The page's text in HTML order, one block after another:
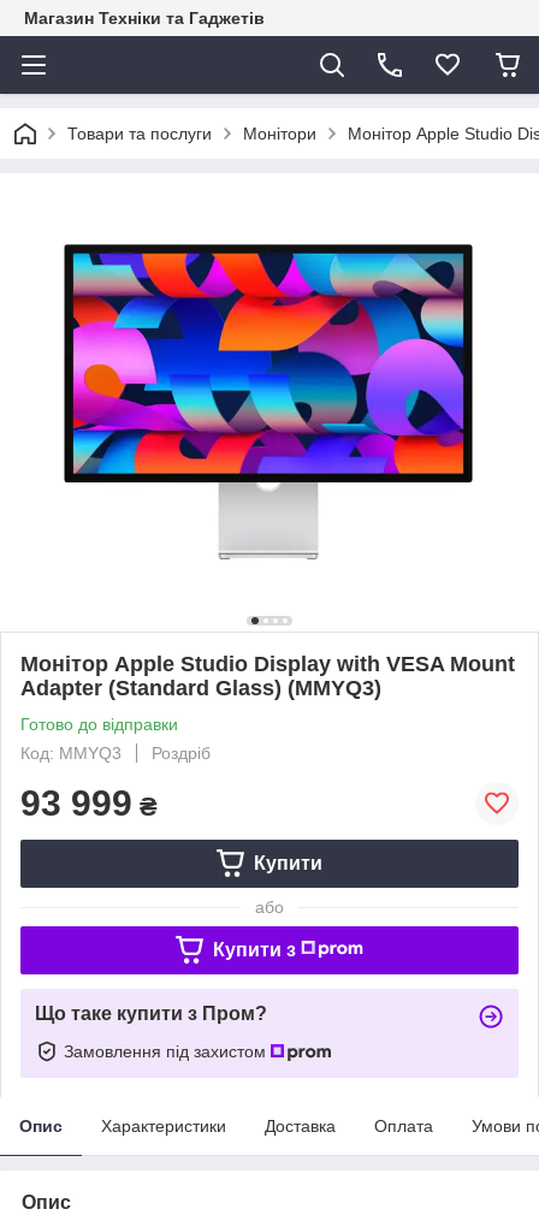
Магазин Техніки та Гаджетів
Товари та послуги Монітори Монітор Apple Studio
Монітор Apple Studio Display with VESA Mount
Adapter (Standard Glass) (MMYQ3)
Готово до відправки
Код: MMYQ3
Роздріб
93 999 ₴
Купити
або
Купити з
Що таке купити з Пром?
Замовлення під захистом
Опис Характеристики Доставка Оплата Умови
Опис